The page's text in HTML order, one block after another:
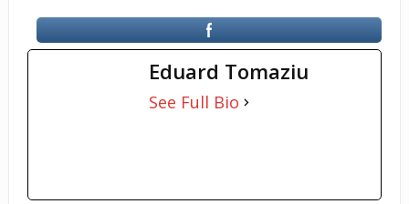
Eduard Tomaziu
See Full Bio